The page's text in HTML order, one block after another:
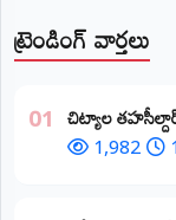
ట్రెండింగ్ వార్తలు
01 ​చిట్యాల
1,982